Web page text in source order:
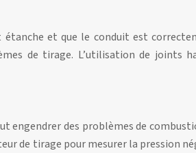
et que le conduit est
de tirage. L’utilisation de joints
engendrer des problèmes de
de tirage pour mesurer la pression